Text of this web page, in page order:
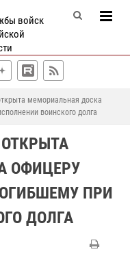
войск
мемориальная доска
воинского долга
ОФИЦЕРУ
ПРИ
ДОЛГА